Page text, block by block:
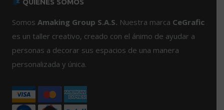
opciones
se
pueden
en
la
de
producto
opciones
elegir
Somos Amaking Group S.A.S. Nuestra marca CeGrafic
es un taller creativo, creado con el ánimo de ayudar a
personas a decorar sus espacios de una manera
personalizada y única.